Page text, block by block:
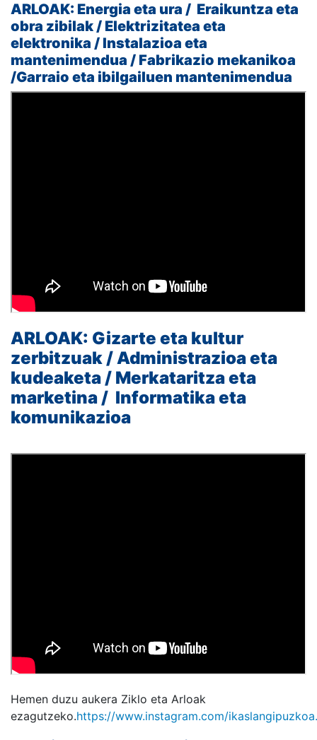
ARLOAK: Energia eta ura / Eraikuntza eta
obra zibilak / Elektrizitatea eta
elektronika / Instalazioa eta
mantenimendua / Fabrikazio mekanikoa
/Garraio eta ibilgailuen mantenimendua
ARLOAK: Gizarte eta kultur
zerbitzuak /Administrazioa eta
kudeaketa / Merkataritza eta
marketina / Informatika eta
komunikazioa
Hemen duzu aukera Ziklo eta Arloak
ezagutzeko.https://www.instagram.com/